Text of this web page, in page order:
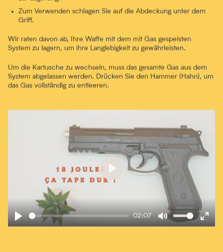
Zum Verwenden schlagen Sie auf die Abdeckung unter dem
Griff.
Wir raten davon ab, Ihre Waffe mit dem mit Gas gespeisten
System zu lagern, um ihre Langlebigkeit zu gewährleisten.
Um die Kartusche zu wechseln, muss das gesamte Gas aus dem
System abgelassen werden. Drücken Sie den Hammer (Hahn), um
das Gas vollständig zu entleeren.
02:07